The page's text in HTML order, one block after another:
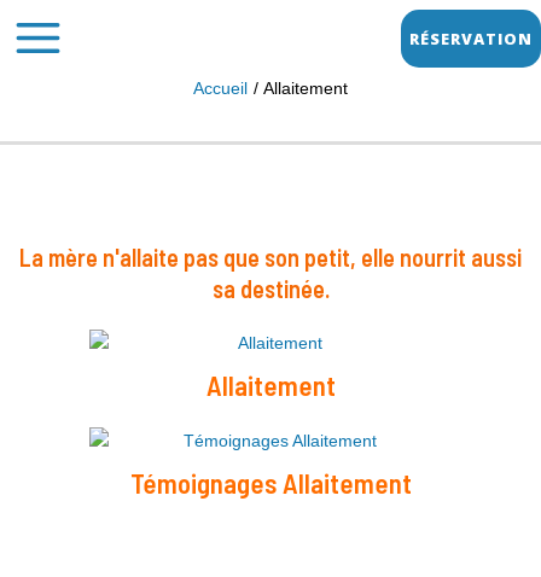
au
MAIN
RÉSERVATION
Accueil Allaitement
La mère n'allaite pas que son petit, elle nourrit aussi
sa destinée.
Allaitement
Témoignages Allaitement